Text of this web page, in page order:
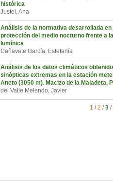
histórica
Justel, Ana
Análisis de la normativa desarrollada en
protección del medio nocturno frente a
lumínica
Cañavate García, Estefanía
Análisis de los datos climáticos
sinópticas extremas en la estación
Aneto (3050 m). Macizo de la Maladeta,
del Valle Melendo, Javier
1 / 2 /3 /